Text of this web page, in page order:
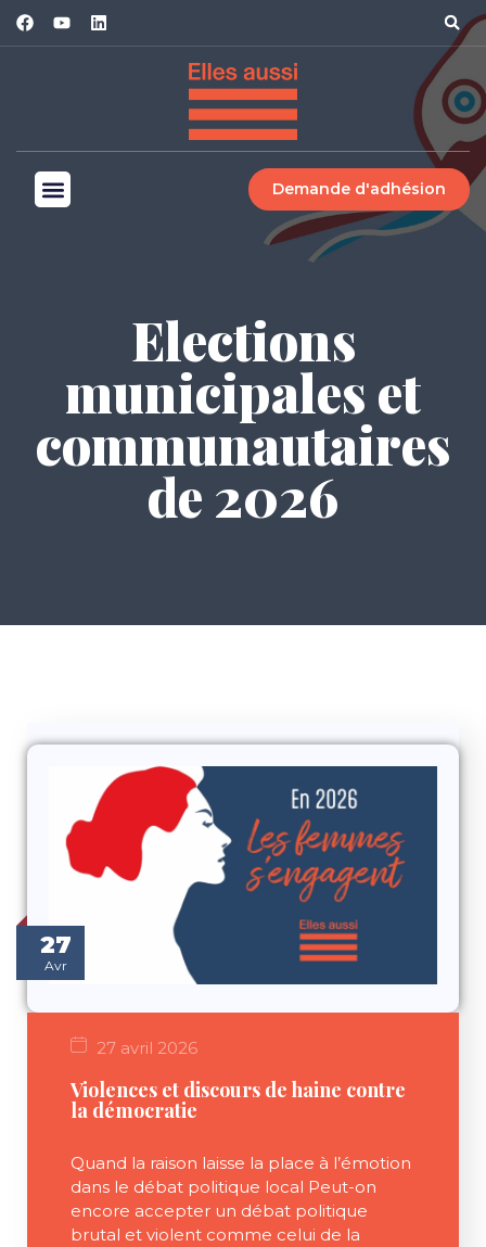
Demande d'adhésion
Elections
municipales et
communautaires
de 2026
27
Avr
27 avril 2026
Violences et discours de haine contre
la démocratie
Quand la raison laisse la place à l’émotion
dans le débat politique local Peut-on
encore accepter un débat politique
brutal et violent comme celui de la